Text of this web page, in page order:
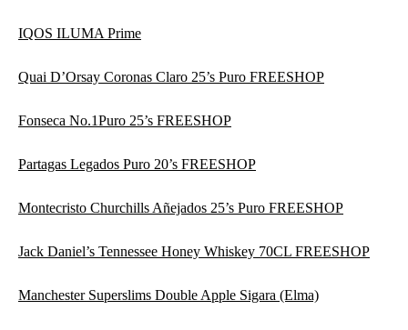
IQOS ILUMA Prime
Quai D’Orsay Coronas Claro 25’s Puro FREESHOP
Fonseca No.1Puro 25’s FREESHOP
Partagas Legados Puro 20’s FREESHOP
Montecristo Churchills Añejados 25’s Puro FREESHOP
Jack Daniel’s Tennessee Honey Whiskey 70CL FREESHOP
Manchester Superslims Double Apple Sigara (Elma)